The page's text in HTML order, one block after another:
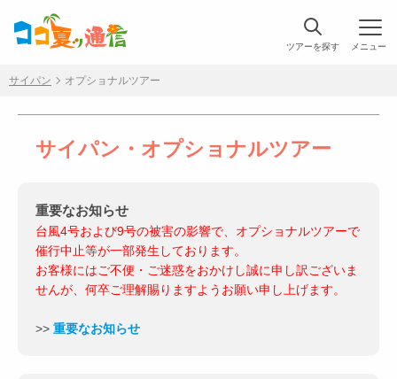
ツアーを探す
サイパン オプショナルツアー
サイパン・オプショナルツアー
重要なお知らせ
台風4号および9号の被害の影響で、オプショナルツアーで
催行中止等が一部発生しております。
お客様にはご不便・ご迷惑をおかけし誠に申し訳ございま
せんが、何卒ご理解賜りますようお願い申し上げます。
>> 重要なお知らせ
メニュー